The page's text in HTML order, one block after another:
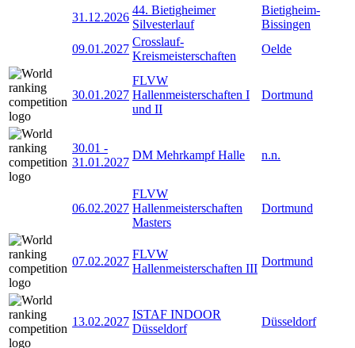
31.12.2026
44. Bietigheimer
Silvesterlauf
Bietigheim-
Bissingen
09.01.2027
Crosslauf-
Kreismeisterschaften
Oelde
30.01.2027
FLVW
Hallenmeisterschaften I
und II
Dortmund
30.01 -
31.01.2027
DM Mehrkampf Halle n.n.
06.02.2027
FLVW
Hallenmeisterschaften
Masters
Dortmund
07.02.2027
FLVW
Hallenmeisterschaften III
Dortmund
13.02.2027
ISTAF INDOOR
Düsseldorf
Düsseldorf